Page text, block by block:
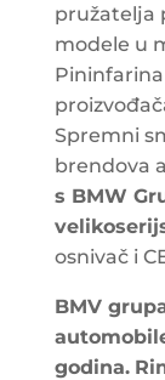
pružatelja
modele u
Spremni
brendova
s BMW
osnivač i
BMV
godina.